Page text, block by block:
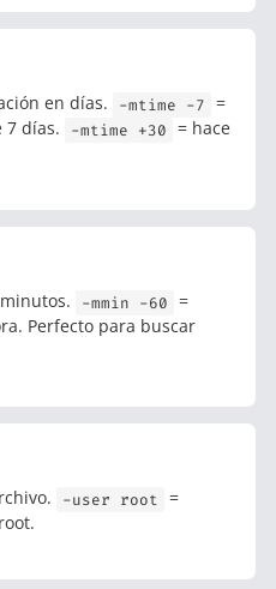
en días. -mtime -7
=
7 días.
-mtime +30
= hace
-mmin -60
=
Perfecto para buscar
-user root
=